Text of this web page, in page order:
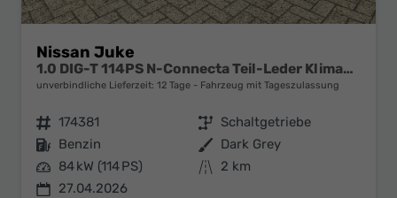
Nissan Juke
1.0 DIG-T 114PS N-Connecta Teil-Leder Klimaautomatik PDC v+h Rückf.Kamera Bluetooth Touchscreen Apple CarPlay Android Auto 17"LM
unverbindliche Lieferzeit: 12 Tage Fahrzeug mit Tageszulassung
Fahrzeugnr. 174381 Getriebe Schaltgetriebe
Kraftstoff Benzin Außenfarbe Dark Grey
Leistung 84 kW (114 PS) Kilometerstand
2 km
27.04.2026